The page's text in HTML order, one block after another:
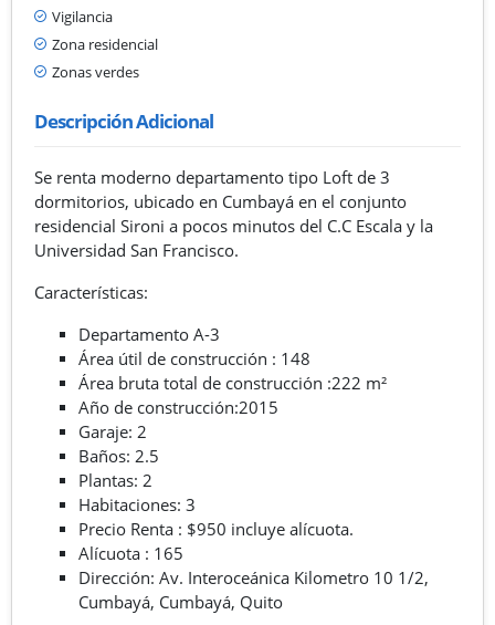
Vigilancia
Zona residencial
Zonas verdes
Descripción Adicional
Se renta moderno departamento tipo Loft de 3
dormitorios, ubicado en Cumbayá en el conjunto
residencial Sironi a pocos minutos del C.C Escala y la
Universidad San Francisco.
Características:
Departamento A-3
Área útil de construcción : 148
Área bruta total de construcción :222 m²
Año de construcción:2015
Garaje: 2
Baños: 2.5
Plantas: 2
Habitaciones: 3
Precio Renta : $950 incluye alícuota.
Alícuota : 165
Dirección: Av. Interoceánica Kilometro 10 1/2,
Cumbayá, Cumbayá, Quito